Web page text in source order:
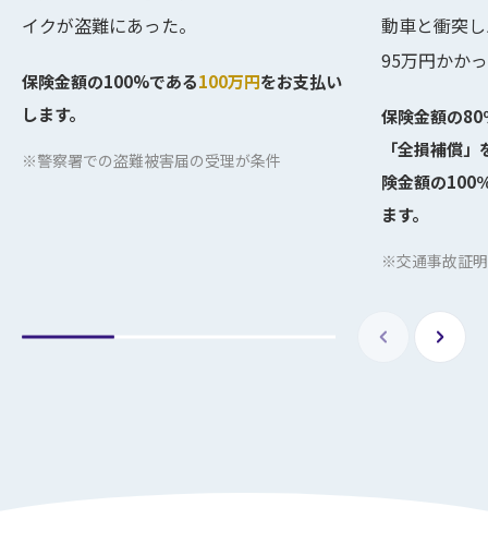
イクが盗難にあった。
保険金額の100%である100万円をお支払い
します。
※警察署での盗難被害届の受理が条件
動車と衝突
95万円かか
保険金額の80
「全損補償
険金額の100
ます。
※交通事故証